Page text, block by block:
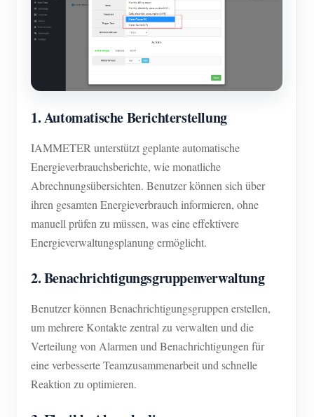
1. Automatische Berichterstellung
IAMMETER unterstützt geplante automatische
Energieverbrauchsberichte, wie monatliche
Abrechnungsübersichten. Benutzer können sich über
ihren gesamten Energieverbrauch informieren, ohne
manuell prüfen zu müssen, was eine effektivere
Energieverwaltungsplanung ermöglicht.
2. Benachrichtigungsgruppenverwaltung
Benutzer können Benachrichtigungsgruppen erstellen,
um mehrere Kontakte zentral zu verwalten und die
Verteilung von Alarmen und Benachrichtigungen für
eine verbesserte Teamzusammenarbeit und schnelle
Reaktion zu optimieren.